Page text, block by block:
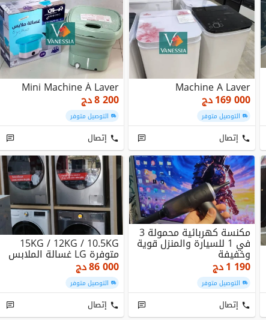
Machine A Laver
169 000دج
التوصيل متوفر
إتصال
Mini Machine À Laver
8 200دج
التوصيل متوفر
إتصال
مكنسة كهربائية محمولة 3
في 1 للسيارة والمنزل قوية
وخفيفة
1 190دج
التوصيل متوفر
إتصال
15KG / 12KG / 10.5KG
متوفرة LG غسالة الملابس
86 000دج
التوصيل متوفر
إتصال